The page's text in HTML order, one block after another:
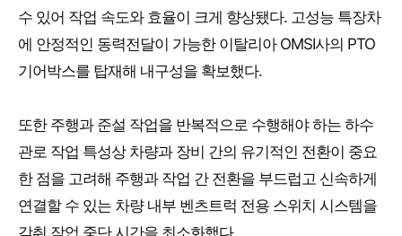
수 있어 작업 속도와 효율이 크게 향상됐다. 고성능 특장차
에 안정적인 동력전달이 가능한 이탈리아 OMSI사의 PTO
기어박스를 탑재해 내구성을 확보했다.
또한 주행과 준설 작업을 반복적으로 수행해야 하는 하수
관로 작업 특성상 차량과 장비 간의 유기적인 전환이 중요
한 점을 고려해 주행과 작업 간 전환을 부드럽고 신속하게
연결할 수 있는 차량 내부 벤츠트럭 전용 스위치 시스템을
갖춰 작업 중단 시간을 최소화했다.